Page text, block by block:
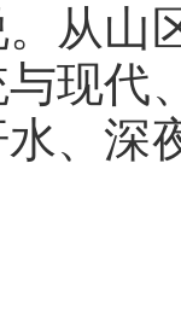
从山
现代
、深